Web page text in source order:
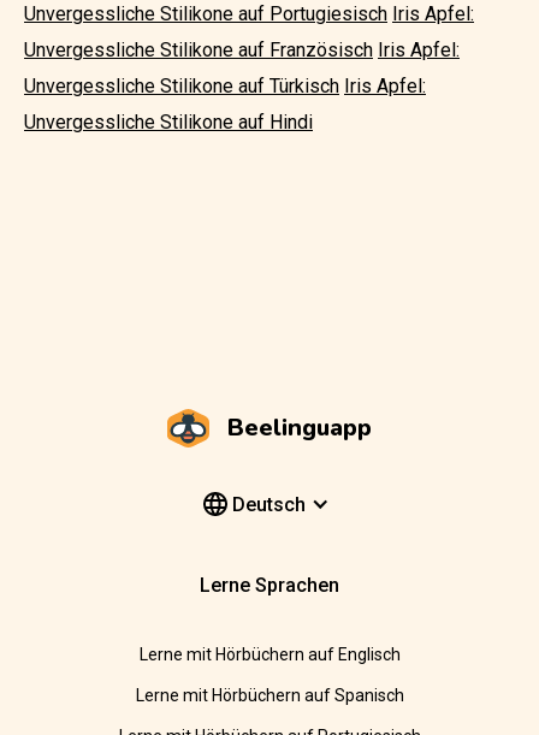
Unvergessliche Stilikone auf Portugiesisch Iris Apfel:
Unvergessliche Stilikone auf Französisch Iris Apfel:
Unvergessliche Stilikone auf Türkisch Iris Apfel:
Unvergessliche Stilikone auf Hindi
Beelinguapp
Deutsch
Lerne Sprachen
Lerne mit Hörbüchern auf Englisch
Lerne mit Hörbüchern auf Spanisch